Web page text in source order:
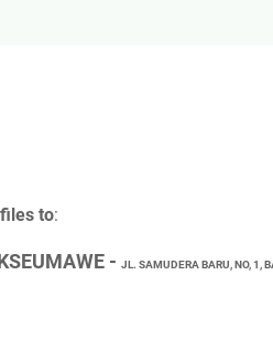
to:
- JL. SAMUDERA BARU, NO, 1,